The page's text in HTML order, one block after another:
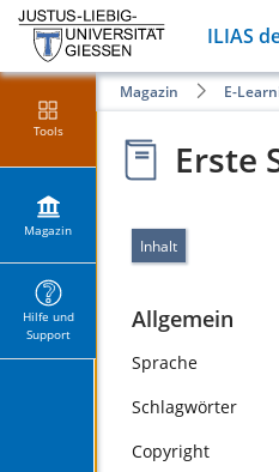
ILIAS
Tools
Magazin
Hilfe und
Support
Magazin E-
Erste
Inhalt
Allgemein
Sprache
Schlagwörter
Copyright